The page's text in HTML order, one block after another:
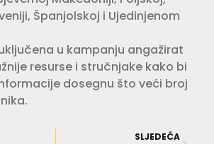
Španjolskoj i Ujedinjenom
u kampanju angažirat
resurse i stručnjake kako bi
dosegnu što veći broj
SLJEDEĆA